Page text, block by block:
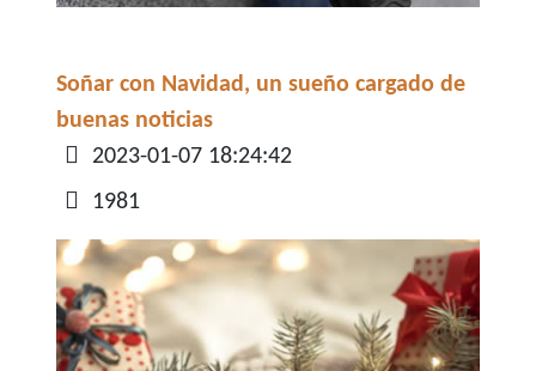
Soñar con Navidad, un sueño cargado de
buenas noticias
Detalles
2023-01-07 18:24:42
1981